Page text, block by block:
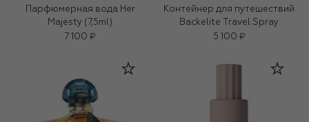
Парфюмерная вода Her
Majesty (7,5ml)
7 100 ₽
Контейнер для путешествий
Backelite Travel Spray
5 100 ₽